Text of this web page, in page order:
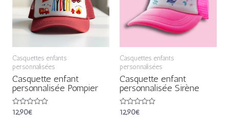
Casquettes enfants
personnalisées
Casquette enfant
personnalisée Pompier
Note
12,90€
Casquettes enfants
personnalisées
Casquette enfant
personnalisée Sirène
Note
12,90€